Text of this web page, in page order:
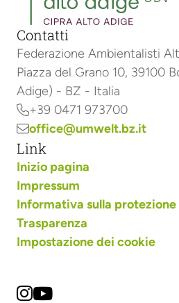
Contatti
Federazione Ambientalisti
Piazza del Grano 10, 39100
Adige) - BZ - Italia
+39 0471 973700
office@umwelt.bz.it
Link
Inizio pagina
Impressum
Informativa sulla
Trasparenza
Impostazione dei cookie
